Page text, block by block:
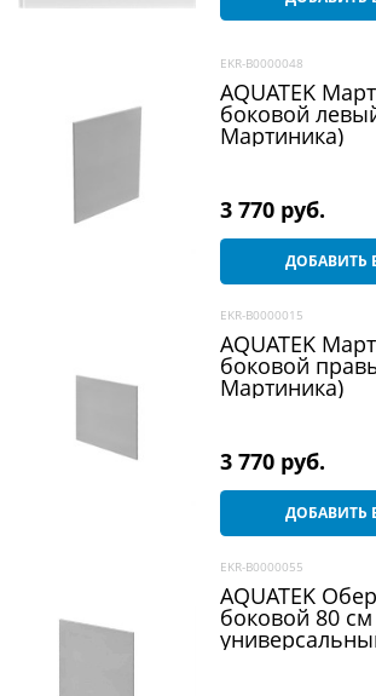
EKR-B0000048
AQUATEK
боковой
Мартиника)
3 770 руб.
ДОБАВИТЬ
EKR-B0000015
AQUATEK
боковой
Мартиника)
3 770 руб.
ДОБАВИТЬ
EKR-B0000055
AQUATEK
боковой 80 см